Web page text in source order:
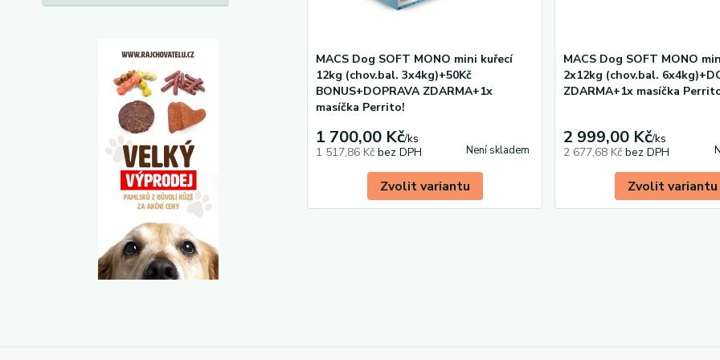
MACS Dog SOFT MONO mini kuřecí
12kg (chov.bal. 3x4kg)+50Kč
BONUS+DOPRAVA ZDARMA+1x
masíčka Perrito!
1 700,00 Kč/ks
1 517,86 Kč bez DPH Není skladem
Zvolit variantu
MACS Dog SOFT MONO
2x12kg (chov.bal.
ZDARMA+1x masíčka
2 999,00 Kč/ks
2 677,68 Kčbez DPH
Zvolit variantu